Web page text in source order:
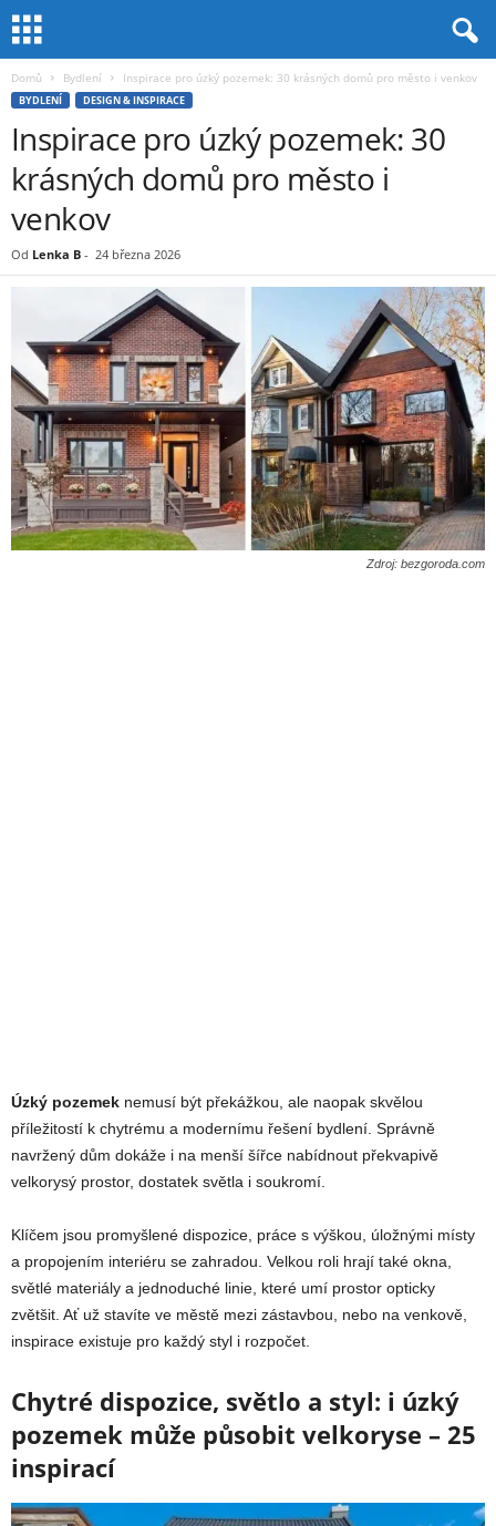
Domů Bydlení Inspirace pro úzký pozemek: 30 krásných domů pro město i venkov
BYDLENÍ DESIGN & INSPIRACE
Inspirace pro úzký pozemek: 30
krásných domů pro město i
venkov
Od Lenka B - 24 března 2026
Zdroj: bezgoroda.com
Úzký pozemek nemusí být překážkou, ale naopak skvělou
příležitostí k chytrému a modernímu řešení bydlení. Správně
navržený dům dokáže i na menší šířce nabídnout překvapivě
velkorysý prostor, dostatek světla i soukromí.
Klíčem jsou promyšlené dispozice, práce s výškou, úložnými místy
a propojením interiéru se zahradou. Velkou roli hrají také okna,
světlé materiály a jednoduché linie, které umí prostor opticky
zvětšit. Ať už stavíte ve městě mezi zástavbou, nebo na venkově,
inspirace existuje pro každý styl i rozpočet.
Chytré dispozice, světlo a styl: i úzký
pozemek může působit velkoryse – 25
inspirací